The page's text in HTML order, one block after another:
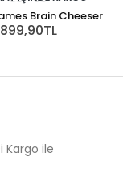
Brain Cheeser
899,90TL
Kargo ile